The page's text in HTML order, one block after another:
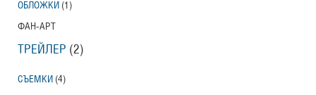
ОБЛОЖКИ (1)
ФАН-АРТ
ТРЕЙЛЕР (2)
СЪЕМКИ (4)